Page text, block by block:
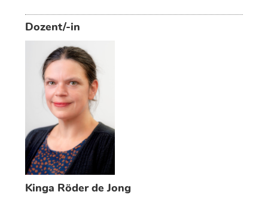
Dozent/-in
Kinga Röder de Jong